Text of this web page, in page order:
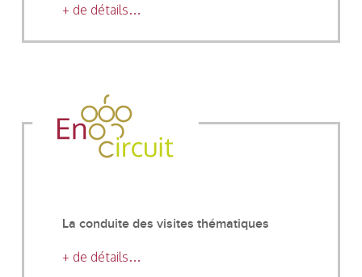
+ de détails…
La conduite des visites thématiques
+ de détails…